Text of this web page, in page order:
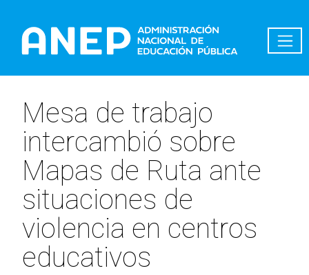
Mesa de trabajo
intercambió sobre
Mapas de Ruta ante
situaciones de
violencia en centros
educativos